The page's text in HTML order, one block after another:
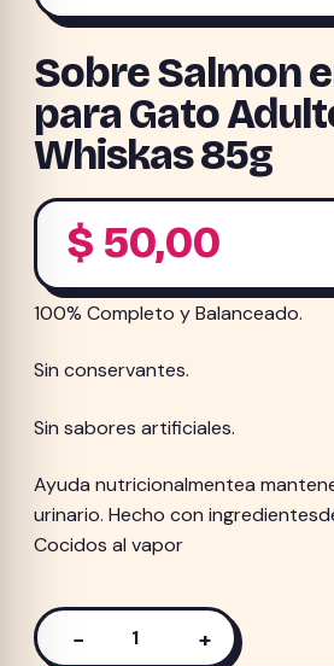
Sobre Salmon
para Gato
Whiskas 85g
$ 50,00
100% Completo y Balanceado.
Sin conservantes.
Sin sabores artificiales.
Ayuda nutricionalmentea
urinario. Hecho con
Cocidos al vapor
Sobre− +